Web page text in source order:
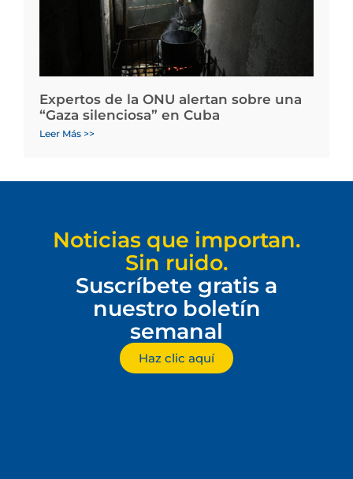
Expertos de la ONU alertan sobre una
“Gaza silenciosa” en Cuba
Leer Más >>
Noticias que importan.
Sin ruido.
Suscríbete gratis a
nuestro boletín
semanal
Haz clic aquí